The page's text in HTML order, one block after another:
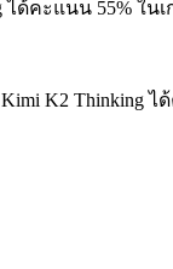
ได้คะแนน 55% ใ
Kimi K2 Thinking